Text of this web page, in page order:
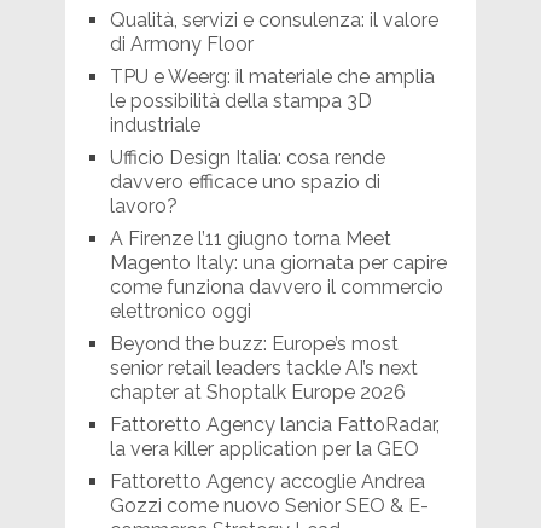
Qualità, servizi e consulenza: il valore
di Armony Floor
TPU e Weerg: il materiale che amplia
le possibilità della stampa 3D
industriale
Ufficio Design Italia: cosa rende
davvero efficace uno spazio di
lavoro?
A Firenze l’11 giugno torna Meet
Magento Italy: una giornata per capire
come funziona davvero il commercio
elettronico oggi
Beyond the buzz: Europe’s most
senior retail leaders tackle AI’s next
chapter at Shoptalk Europe 2026
Fattoretto Agency lancia FattoRadar,
la vera killer application per la GEO
Fattoretto Agency accoglie Andrea
Gozzi come nuovo Senior SEO & E-